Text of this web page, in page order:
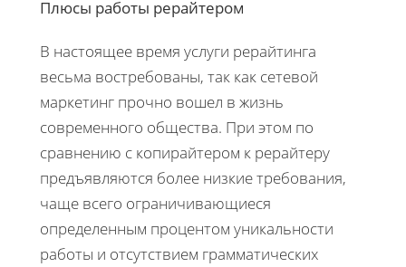
Плюсы работы рерайтером
В настоящее время услуги рерайтинга
весьма востребованы, так как сетевой
маркетинг прочно вошел в жизнь
современного общества. При этом по
сравнению с копирайтером к рерайтеру
предъявляются более низкие требования,
чаще всего ограничивающиеся
определенным процентом уникальности
работы и отсутствием грамматических